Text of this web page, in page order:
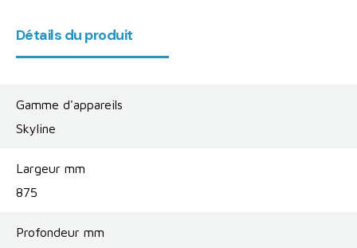
Détails du produit
Gamme d'appareils
Skyline
Largeur mm
875
Profondeur mm